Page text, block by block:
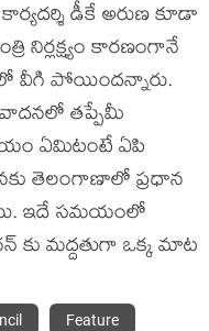
డీకే అరుణ కూడా
కారణంగానే
వీగి పోయిందన్నారు.
వాదనలో తప్పేమీ
ఏమిటంటే ఏపి
తెలంగాణాలో ప్రధాన
ఇదే సమయంలో
కు మద్దతుగా ఒక్క మాట
Feature